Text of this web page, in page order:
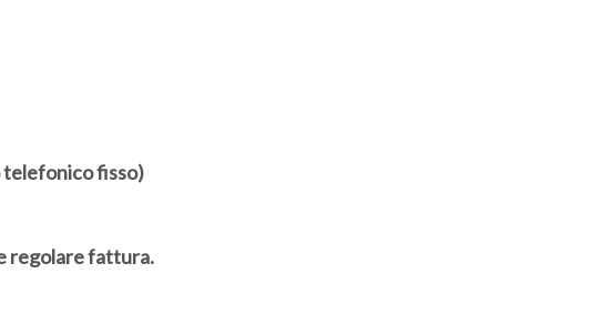
telefonico fisso)
regolare fattura.